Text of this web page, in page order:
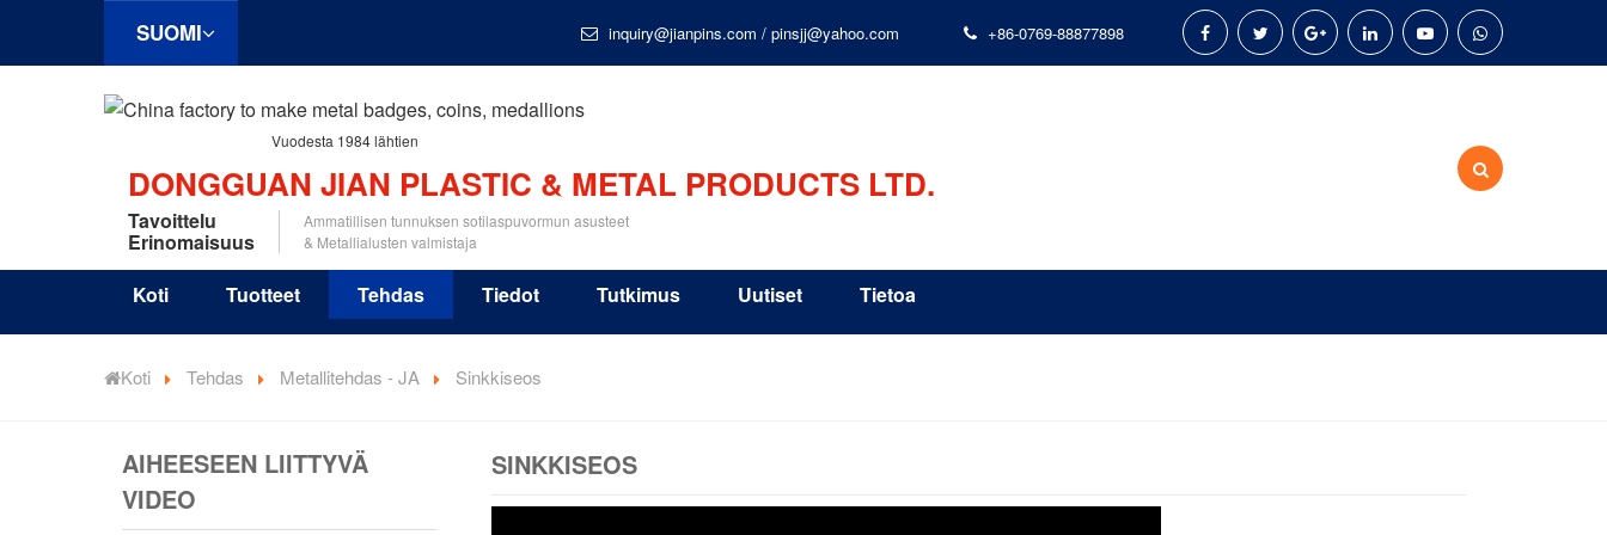
SUOMI inquiry@jianpins.com / pinsjj@yahoo.com +86-0769-88877898
Vuodesta 1984 lähtien
DONGGUAN JIAN PLASTIC & METAL PRODUCTS LTD.
Tavoittelu
Erinomaisuus
Ammatillisen tunnuksen sotilaspuvormun asusteet
& Metallialusten valmistaja
Koti Tuotteet Tehdas Tiedot Tutkimus Uutiset Tietoa
Koti Tehdas Metallitehdas - JA Sinkkiseos
AIHEESEEN LIITTYVÄ
VIDEO
SINKKISEOS